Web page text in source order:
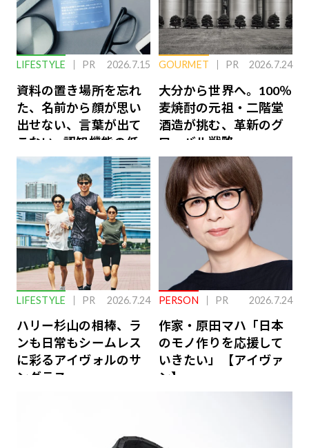
LIFESTYLE PR 2026.7.15
資料の置き場所を忘れ
た、名前から顔が思い
出せない、言葉が出て
こない…認知機能の低
下を救う、脳のインナ
ーケアとは
GOURMET PR 2026.7.24
大分から世界へ。100％
麦焼酎の元祖・二階堂
酒造が挑む、革新のグ
ローバル戦略
LIFESTYLE PR 2026.7.24
ハリー杉山の相棒、ラ
ンも日常もシームレス
に彩るアイヴォルのサ
ングラス
PERSON PR 2026.7.24
作家・原田マハ「日本
のモノ作りを応援して
いきたい」【アイヴァ
ン】